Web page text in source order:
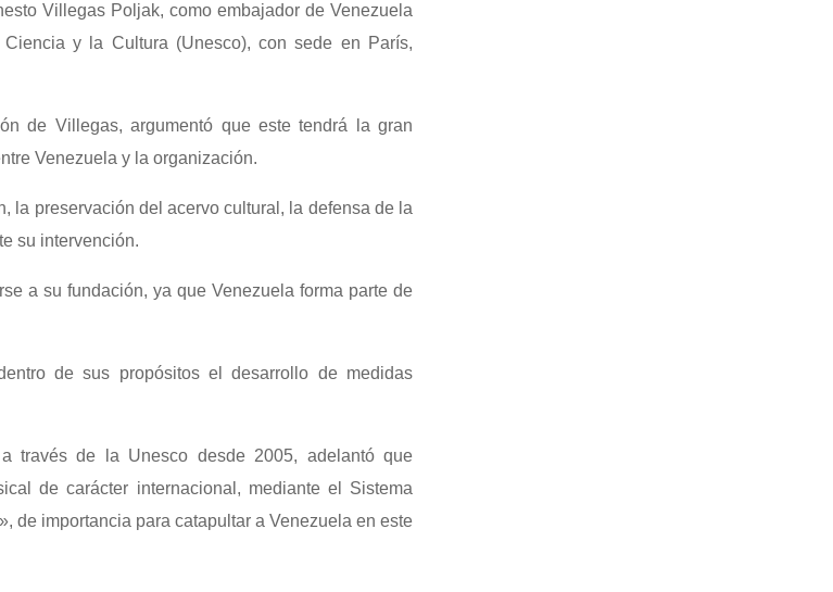
Villegas Poljak, como embajador de Venezuela
y la Cultura (Unesco), con sede en París,
de Villegas, argumentó que este tendrá la gran
Venezuela y la organización.
la preservación del acervo cultural, la defensa de la
su intervención.
a su fundación, ya que Venezuela forma parte de
de sus propósitos el desarrollo de medidas
través de la Unesco desde 2005, adelantó que
de carácter internacional, mediante el Sistema
de importancia para catapultar a Venezuela en este